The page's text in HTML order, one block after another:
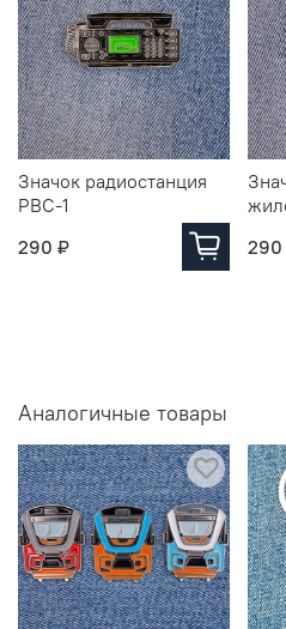
Значок радиостанция
РВС-1
290 ₽
290
Аналогичные товары